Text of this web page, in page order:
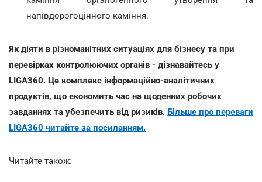
напівдорогоцінного каміння.
Як діяти в різноманітних ситуаціях для бізнесу та при
перевірках контролюючих органів - дізнавайтесь у
LIGA360. Це комплекс інформаційно-аналітичних
продуктів, що економить час на щоденних робочих
завданнях та убезпечить від ризиків. Більше про переваги
LIGA360 читайте за посиланням.
Читайте також: